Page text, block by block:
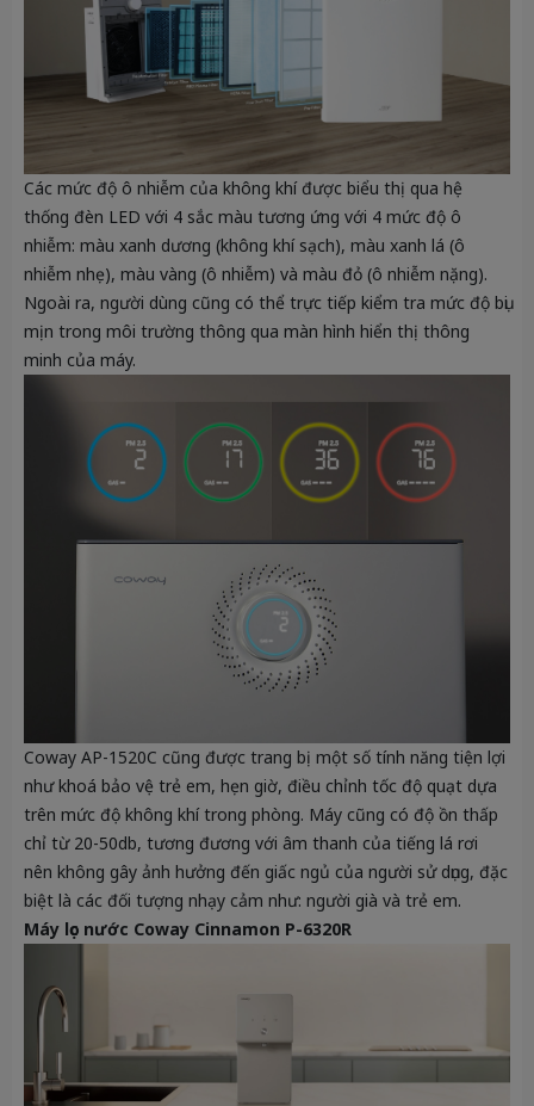
Các mức độ ô nhiễm của không khí được biểu thị qua hệ
thống đèn LED với 4 sắc màu tương ứng với 4 mức độ ô
nhiễm: màu xanh dương (không khí sạch), màu xanh lá (ô
nhiễm nhẹ), màu vàng (ô nhiễm) và màu đỏ (ô nhiễm nặng).
Ngoài ra, người dùng cũng có thể trực tiếp kiểm tra mức độ bụi
mịn trong môi trường thông qua màn hình hiển thị thông
minh của máy.
Coway AP-1520C cũng được trang bị một số tính năng tiện lợi
như khoá bảo vệ trẻ em, hẹn giờ, điều chỉnh tốc độ quạt dựa
trên mức độ không khí trong phòng. Máy cũng có độ ồn thấp
chỉ từ 20-50db, tương đương với âm thanh của tiếng lá rơi
nên không gây ảnh hưởng đến giấc ngủ của người sử dụng, đặc
biệt là các đối tượng nhạy cảm như: người già và trẻ em.
Máy lọc nước Coway Cinnamon P-6320R